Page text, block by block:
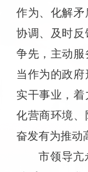
作为、化解
协调、及时
争先，主动
当作为的政
实干事业，
化营商环境、
奋发有为推动
市领导亢